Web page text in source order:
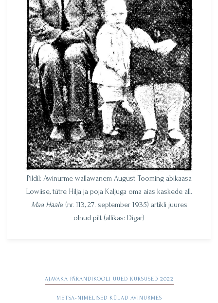
Pildil: Awinurme wallawanem August Tooming abikaasa
Lowiise, tütre Hilja ja poja Kaljuga oma aias kaskede all.
Maa Hääle (nr. 113, 27. september 1935) artikli juures
olnud pilt (allikas: Digar)
Navigeerimine
AJAVAKA PÄRANDIKOOLI UUED KURSUSED 2022
METSA-NIMELISED KÜLAD AVINURMES